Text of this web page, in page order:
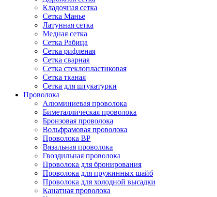
Кладочная сетка
Сетка Манье
Латунная сетка
Медная сетка
Сетка Рабица
Сетка рифленая
Сетка сварная
Сетка стеклопластиковая
Сетка тканая
Сетка для штукатурки
Проволока
Алюминиевая проволока
Биметаллическая проволока
Бронзовая проволока
Вольфрамовая проволока
Проволока ВР
Вязальная проволока
Гвоздильная проволока
Проволока для бронирования
Проволока для пружинных шайб
Проволока для холодной высадки
Канатная проволока